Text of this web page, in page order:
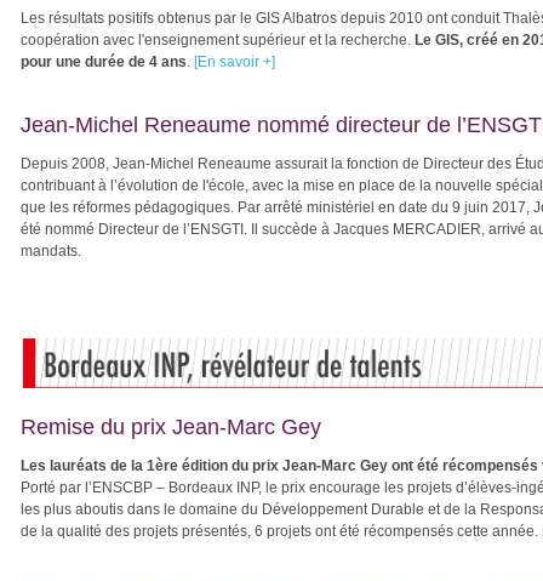
Les résultats positifs obtenus par le GIS Albatros depuis 2010 ont conduit
coopération avec l'enseignement supérieur et la recherche. Le GIS, créé en
pour une durée de 4 ans. [En savoir +]
Jean-Michel Reneaume nommé directeur de
Depuis 2008, Jean-Michel Reneaume assurait la fonction de Directeur des
contribuant à l’évolution de l'école, avec la mise en place de la nouvelle
que les réformes pédagogiques. Par arrêté ministériel en date du 9 juin 2017,
été nommé Directeur de l’ENSGTI. Il succède à Jacques MERCADIER, arrivé
mandats.
Remise du prix Jean-Marc Gey
Les lauréats de la 1ère édition du prix Jean-Marc Gey ont été récompensés
Porté par l’ENSCBP – Bordeaux INP, le prix encourage les projets d’élèves-
les plus aboutis dans le domaine du Développement Durable et de la
de la qualité des projets présentés, 6 projets ont été récompensés cette année.